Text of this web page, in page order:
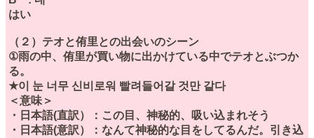
はい
（２）テオと侑里との出会いのシーン
①雨の中、侑里が買い物に出かけている中でテオとぶつか
る。
★이 눈 너무 신비로워 빨려들어갈 것만 같다
＜意味＞
・日本語(直訳）：この目、神秘的、吸い込まれそう
・日本語(意訳）：なんて神秘的な目をしてるんだ。引き込